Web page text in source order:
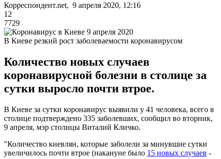
Корреспондент.net, 9 апреля 2020, 12:16
12
7729
В Киеве резкий рост заболеваемости коронавирусом
Количество новых случаев
коронавирусной болезни в столице за
сутки выросло почти втрое.
В Киеве за сутки коронавирус выявили у 41 человека, всего в
столице подтверждено 335 заболевших, сообщил во вторник,
9 апреля, мэр столицы Виталий Кличко.
"Количество киевлян, которые заболели за минувшие сутки
увеличилось почти втрое (накануне было 15 новых случаев -